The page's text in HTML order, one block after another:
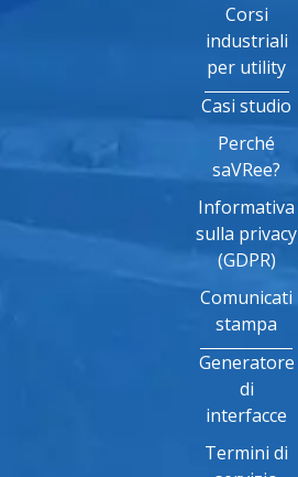
Corsi
industriali
per utility
Casi studio
Perché
saVRee?
Informativa
sulla privacy
(GDPR)
Comunicati
stampa
Generatore
di
interfacce
Termini di